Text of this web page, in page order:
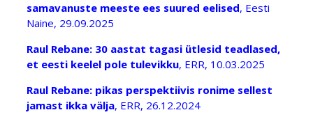
samavanuste meeste ees suured eelised, Eesti
Naine, 29.09.2025
Raul Rebane: 30 aastat tagasi ütlesid teadlased,
et eesti keelel pole tulevikku, ERR, 10.03.2025
Raul Rebane: pikas perspektiivis ronime sellest
jamast ikka välja, ERR, 26.12.2024